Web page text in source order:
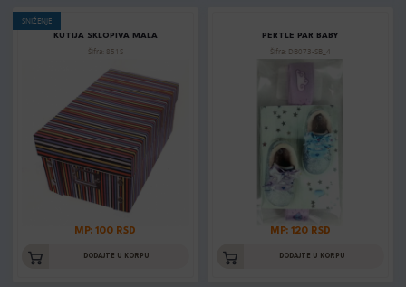
SNIŽENJE
KUTIJA SKLOPIVA MALA
Šifra: 851S
MP: 100 RSD
DODAJTE U KORPU
PERTLE PAR BABY
Šifra: DB073-SB_4
MP: 120 RSD
DODAJTE U KORPU